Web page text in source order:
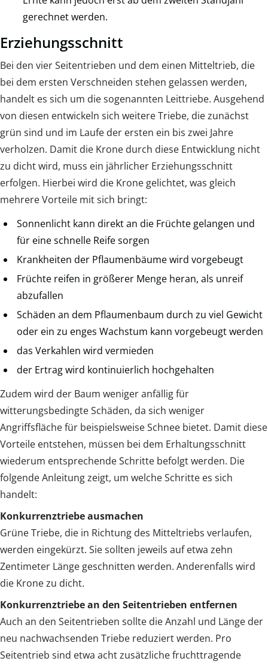
gerechnet werden.
Erziehungsschnitt
Bei den vier Seitentrieben und dem einen Mitteltrieb, die
bei dem ersten Verschneiden stehen gelassen werden,
handelt es sich um die sogenannten Leittriebe. Ausgehend
von diesen entwickeln sich weitere Triebe, die zunächst
grün sind und im Laufe der ersten ein bis zwei Jahre
verholzen. Damit die Krone durch diese Entwicklung nicht
zu dicht wird, muss ein jährlicher Erziehungsschnitt
erfolgen. Hierbei wird die Krone gelichtet, was gleich
mehrere Vorteile mit sich bringt:
Sonnenlicht kann direkt an die Früchte gelangen und
für eine schnelle Reife sorgen
Krankheiten der Pflaumenbäume wird vorgebeugt
Früchte reifen in größerer Menge heran, als unreif
abzufallen
Schäden an dem Pflaumenbaum durch zu viel Gewicht
oder ein zu enges Wachstum kann vorgebeugt werden
das Verkahlen wird vermieden
der Ertrag wird kontinuierlich hochgehalten
Zudem wird der Baum weniger anfällig für
witterungsbedingte Schäden, da sich weniger
Angriffsfläche für beispielsweise Schnee bietet. Damit diese
Vorteile entstehen, müssen bei dem Erhaltungsschnitt
wiederum entsprechende Schritte befolgt werden. Die
folgende Anleitung zeigt, um welche Schritte es sich
handelt:
Konkurrenztriebe ausmachen
Grüne Triebe, die in Richtung des Mitteltriebs verlaufen,
werden eingekürzt. Sie sollten jeweils auf etwa zehn
Zentimeter Länge geschnitten werden. Anderenfalls wird
die Krone zu dicht.
Konkurrenztriebe an den Seitentrieben entfernen
Auch an den Seitentrieben sollte die Anzahl und Länge der
neu nachwachsenden Triebe reduziert werden. Pro
Seitentrieb sind etwa acht zusätzliche fruchttragende